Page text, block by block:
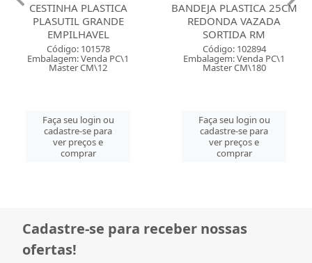
CESTINHA PLASTICA
PLASUTIL GRANDE
EMPILHAVEL
Código: 101578
Embalagem: Venda PC\1
Master CM\12
Faça seu login ou
cadastre-se para
ver preços e
comprar
BANDEJA PLASTICA 25CM
REDONDA VAZADA
SORTIDA RM
Código: 102894
Embalagem: Venda PC\1
Master CM\180
Faça seu login ou
cadastre-se para
ver preços e
comprar
Cadastre-se para receber nossas
ofertas!